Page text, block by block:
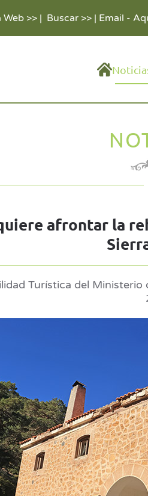
Web >>| Buscar >>| Email -
afrontar la
Turística del